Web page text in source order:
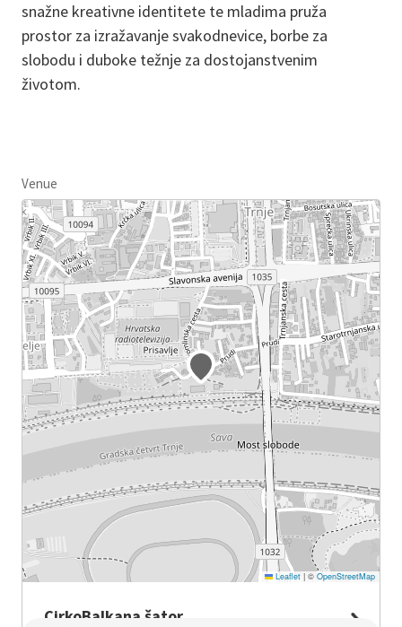
snažne kreativne identitete te mladima pruža
prostor za izražavanje svakodnevice, borbe za
slobodu i duboke težnje za dostojanstvenim
životom.
Venue
Leaflet |© OpenStreetMap
CirkoBalkana šator